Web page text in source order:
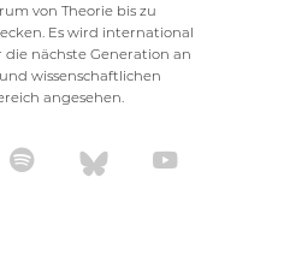
von Theorie bis zu
Es wird international
nächste Generation an
wissenschaftlichen
angesehen.